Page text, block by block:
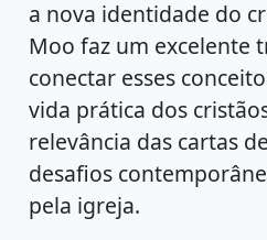
a nova identidade do
Moo faz um excelente
conectar esses
vida prática dos
relevância das cartas
desafios
pela igreja.